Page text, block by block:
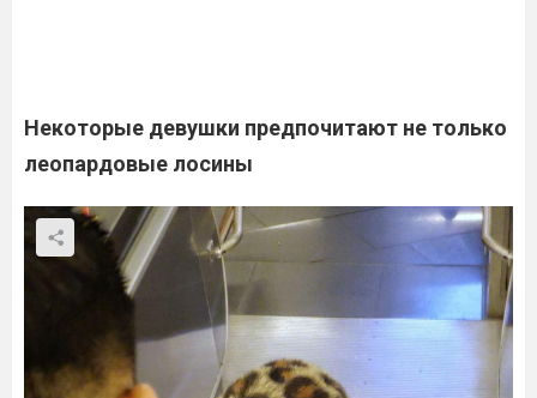
Некоторые девушки предпочитают не только
леопардовые лосины